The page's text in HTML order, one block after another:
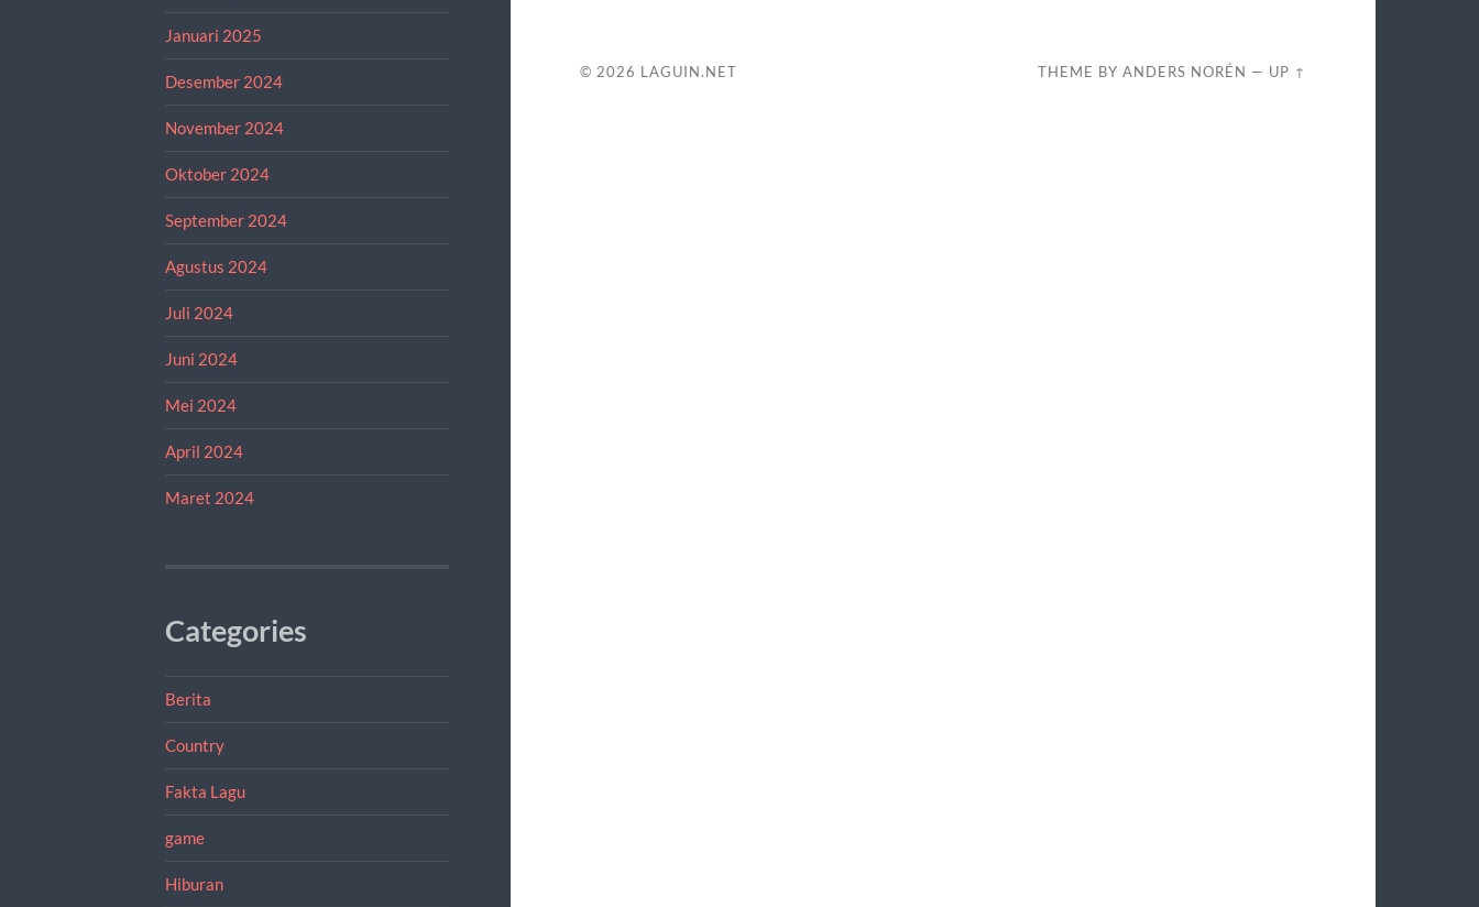
Januari 2025
Desember 2024
November 2024
Oktober 2024
September 2024
Agustus 2024
Juli 2024
Juni 2024
Mei 2024
April 2024
Maret 2024
Categories
Berita
Country
Fakta Lagu
game
Hiburan
© 2026 LAGUIN.NET THEME BYANDERS NORÉN — UP ↑